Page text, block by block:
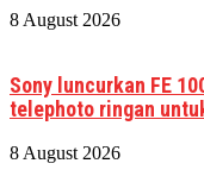
8 August 2026
Sony luncurkan FE
telephoto ringan
8 August 2026